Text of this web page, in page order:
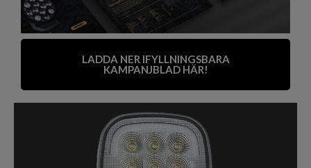
LADDA NER IFYLLNINGSBARA
KAMPANJBLAD HÄR!